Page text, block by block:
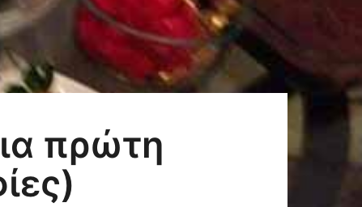
πρώτη